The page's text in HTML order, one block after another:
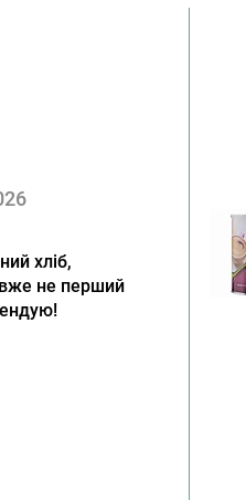
хліб,
не перший